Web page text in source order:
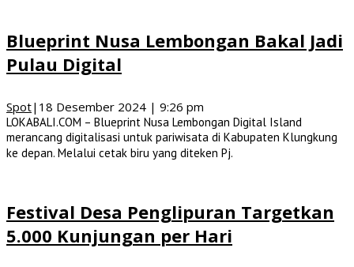
Blueprint Nusa Lembongan Bakal Jadi
Pulau Digital
Spot| 18 Desember 2024 | 9:26 pm
LOKABALI.COM – Blueprint Nusa Lembongan Digital Island
merancang digitalisasi untuk pariwisata di Kabupaten Klungkung
ke depan. Melalui cetak biru yang diteken Pj.
Festival Desa Penglipuran Targetkan
5.000 Kunjungan per Hari